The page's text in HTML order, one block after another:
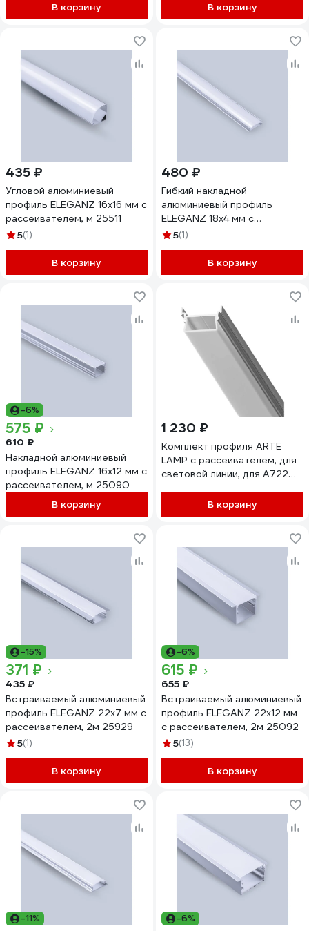
В корзину В корзину
435 ₽
Угловой алюминиевый
профиль ELEGANZ 16x16 мм с
рассеивателем, м 25511
5(1)
В корзину
480 ₽
Гибкий накладной
алюминиевый профиль
ELEGANZ 18x4 мм с
рассеивателем, 2м 25025
5(1)
В корзину
-6%
575 ₽
610 ₽
Накладной алюминиевый
профиль ELEGANZ 16x12 мм с
рассеивателем, м 25090
В корзину
1 230 ₽
Комплект профиля ARTE
LAMP с рассеивателем, для
световой линии, для A722
В корзину
-15%
371 ₽
435 ₽
Встраиваемый алюминиевый
профиль ELEGANZ 22x7 мм с
рассеивателем, 2м 25929
5(1)
В корзину
-6%
615 ₽
655 ₽
Встраиваемый алюминиевый
профиль ELEGANZ 22x12 мм
с рассеивателем, 2м 25092
5(13)
В корзину
-11% -6%